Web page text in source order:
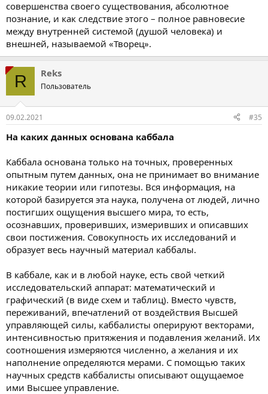
совершенства своего существования, абсолютное
познание, и как следствие этого – полное равновесие
между внутренней системой (душой человека) и
внешней, называемой «Творец».
R Reks
Пользователь
09.02.2021 #35
На каких данных основана каббала
Каббала основана только на точных, проверенных
опытным путем данных, она не принимает во внимание
никакие теории или гипотезы. Вся информация, на
которой базируется эта наука, получена от людей, лично
постигших ощущения высшего мира, то есть,
осознавших, проверивших, измеривших и описавших
свои постижения. Совокупность их исследований и
образует весь научный материал каббалы.
В каббале, как и в любой науке, есть свой четкий
исследовательский аппарат: математический и
графический (в виде схем и таблиц). Вместо чувств,
переживаний, впечатлений от воздействия Высшей
управляющей силы, каббалисты оперируют векторами,
интенсивностью притяжения и подавления желаний. Их
соотношения измеряются численно, а желания и их
наполнение определяются мерами. С помощью таких
научных средств каббалисты описывают ощущаемое
ими Высшее управление.